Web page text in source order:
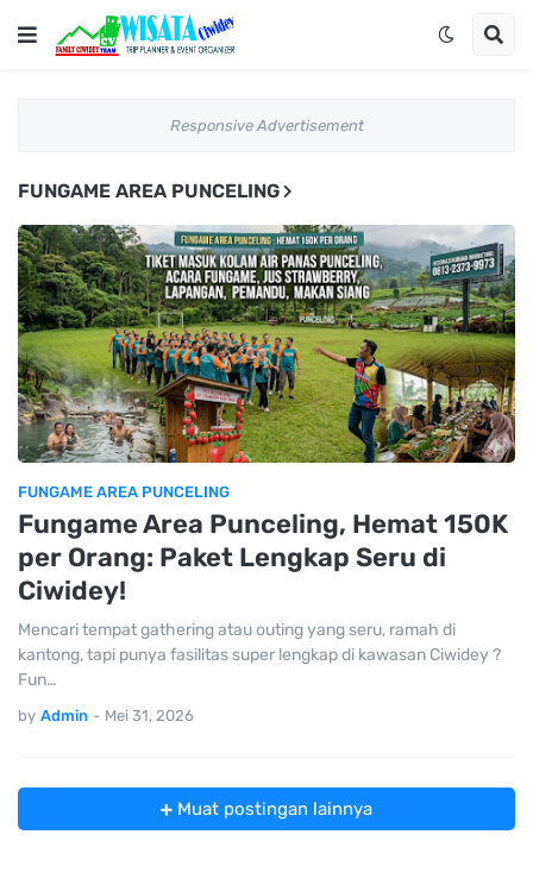
Responsive Advertisement
FUNGAME AREA PUNCELING
FUNGAME AREA PUNCELING
Fungame Area Punceling, Hemat 150K
per Orang: Paket Lengkap Seru di
Ciwidey!
Mencari tempat gathering atau outing yang seru, ramah di
kantong, tapi punya fasilitas super lengkap di kawasan Ciwidey ?
Fun…
by Admin - Mei 31, 2026
Muat postingan lainnya